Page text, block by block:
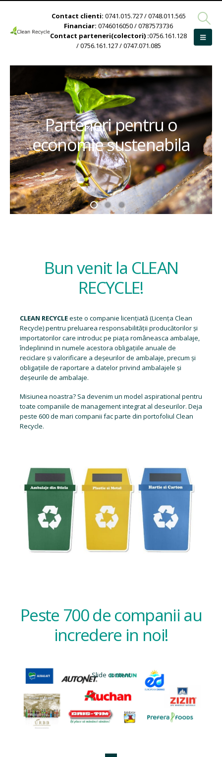
Contact clienti: 0741.015.727 / 0748.011.565
Financiar: 0746016050 / 0787573736
Contact parteneri(colectori) :0756.161.128
/ 0756.161.127 / 0747.071.085
Parteneri pentru o
economie sustenabila
Bun venit la CLEAN
RECYCLE!
CLEAN RECYCLEeste o companie licențiată (Licența Clean
Recycle) pentru preluarea responsabilității producătorilor și
importatorilor care introduc pe piața româneasca ambalaje,
îndeplinind in numele acestora obligațiile anuale de
reciclare și valorificare a deșeurilor de ambalaje, precum și
obligațiile de raportare a datelor privind ambalajele și
deșeurile de ambalaje.
Misiunea noastra? Sa devenim un model aspirational pentru
toate companiile de management integrat al deseurilor. Deja
peste 600 de mari companii fac parte din portofoliul Clean
Recycle.
Peste 700 de companii au
incredere in noi!
Slide content